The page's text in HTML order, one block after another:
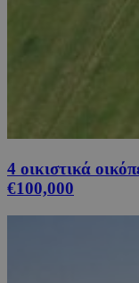
4 οικιστικά
€100,000